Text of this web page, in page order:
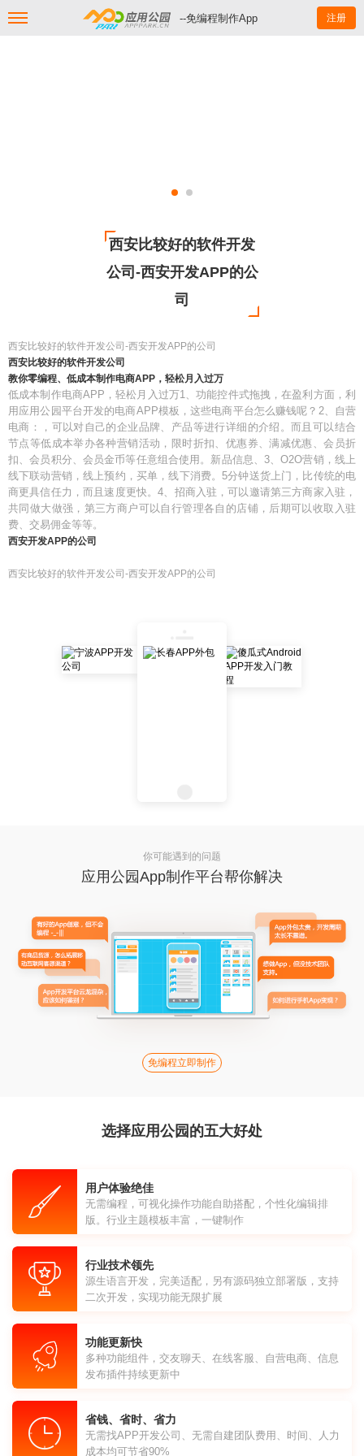
--免编程制作App 注册
西安比较好的软件开发
公司-西安开发APP的公
司
西安比较好的软件开发公司-西安开发APP的公司
西安比较好的软件开发公司
教你零编程、低成本制作电商APP，轻松月入过万
低成本制作电商APP，轻松月入过万1、功能控件式拖拽，在盈利方面，利
用应用公园平台开发的电商APP模板，这些电商平台怎么赚钱呢？2、自营
电商：，可以对自己的企业品牌、产品等进行详细的介绍。而且可以结合
节点等低成本举办各种营销活动，限时折扣、优惠券、满减优惠、会员折
扣、会员积分、会员金币等任意组合使用。新品信息、3、O2O营销，线上
线下联动营销，线上预约，买单，线下消费。5分钟送货上门，比传统的电
商更具信任力，而且速度更快。4、招商入驻，可以邀请第三方商家入驻，
共同做大做强，第三方商户可以自行管理各自的店铺，后期可以收取入驻
费、交易佣金等等。
西安开发APP的公司
西安比较好的软件开发公司-西安开发APP的公司
你可能遇到的问题
应用公园App制作平台帮你解决
免编程立即制作
选择应用公园的五大好处
用户体验绝佳
无需编程，可视化操作功能自助搭配，个性化编辑排
版。行业主题模板丰富，一键制作
行业技术领先
源生语言开发，完美适配，另有源码独立部署版，支持
二次开发，实现功能无限扩展
功能更新快
多种功能组件，交友聊天、在线客服、自营电商、信息
发布插件持续更新中
省钱、省时、省力
无需找APP开发公司、无需自建团队费用、时间、人力
成本均可节省90%